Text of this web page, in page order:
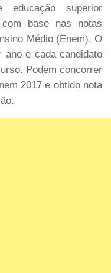
educação superior
base nas notas
Médio (Enem). O
ano e cada candidato
Podem concorrer
2017 e obtido nota